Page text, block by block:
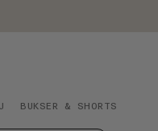
BUKSER & SHORTS